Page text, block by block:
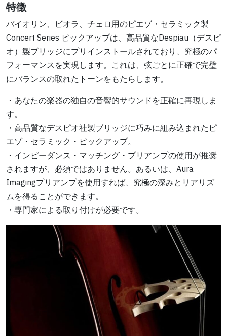
特徴
バイオリン、ビオラ、チェロ用のピエゾ・セラミック製
Concert Series ピックアップは、高品質なDespiau（デスピ
オ）製ブリッジにプリインストールされており、究極のパ
フォーマンスを実現します。これは、弦ごとに正確で完璧
にバランスの取れたトーンをもたらします。
・あなたの楽器の独自の音響的サウンドを正確に再現しま
す。
・高品質なデスピオ社製ブリッジに巧みに組み込まれたピ
エゾ・セラミック・ピックアップ。
・インピーダンス・マッチング・プリアンプの使用が推奨
されますが、必須ではありません。あるいは、Aura
Imagingプリアンプを使用すれば、究極の深みとリアリズ
ムを得ることができます。
・専門家による取り付けが必要です。